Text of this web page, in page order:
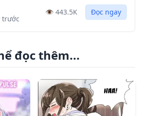
trước
👁️ 443.5K Đọc ngay
đọc thêm...